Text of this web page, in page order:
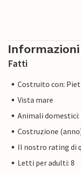
Fatti
Costruito con:
Vista mare
Animali domestici:
Costruzione
Il nostro rating di
Letti per adulti: 8